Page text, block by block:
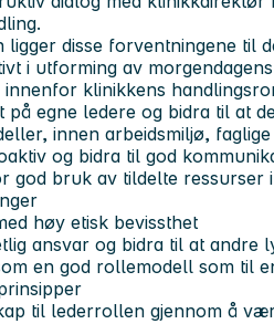
disse forventningene til
i utforming av
innenfor klinikkens
på egne ledere og bidra til at
innen arbeidsmiljø,
og bidra til god
god bruk av tildelte ressurser
høy etisk bevissthet
ansvar og bidra til at andre
en god rollemodell som til
til lederrollen gjennom å